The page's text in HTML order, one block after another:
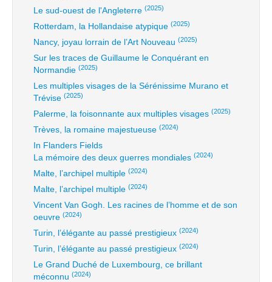
Le sud-ouest de l'Angleterre (2025)
Rotterdam, la Hollandaise atypique (2025)
Nancy, joyau lorrain de l’Art Nouveau (2025)
Sur les traces de Guillaume le Conquérant en
Normandie (2025)
Les multiples visages de la Sérénissime Murano et
Trévise (2025)
Palerme, la foisonnante aux multiples visages (2025)
Trèves, la romaine majestueuse (2024)
In Flanders Fields
La mémoire des deux guerres mondiales (2024)
Malte, l’archipel multiple (2024)
Malte, l’archipel multiple (2024)
Vincent Van Gogh. Les racines de l’homme et de son
oeuvre (2024)
Turin, l’élégante au passé prestigieux (2024)
Turin, l’élégante au passé prestigieux (2024)
Le Grand Duché de Luxembourg, ce brillant
méconnu (2024)